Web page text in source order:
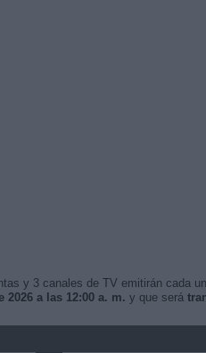
y 3 canales de TV emitirán cada
2026 a las 12:00 a. m. y que será